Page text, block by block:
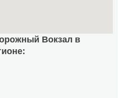
Вокзал в